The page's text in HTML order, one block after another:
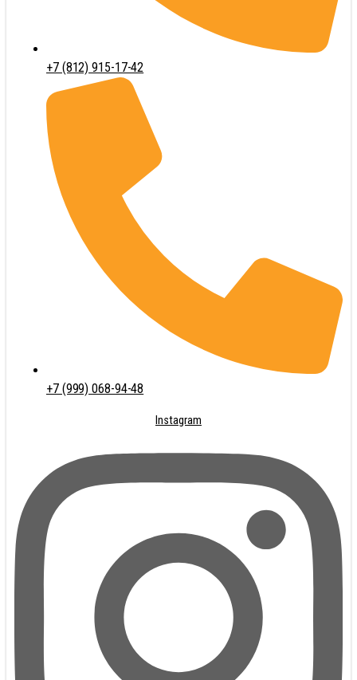
+7 (812) 915-17-42
+7 (999) 068-94-48
Instagram